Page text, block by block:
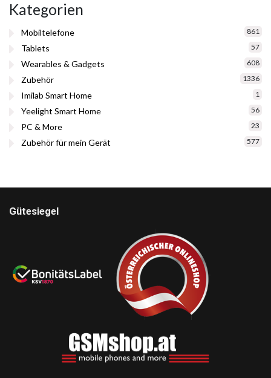
Kategorien
Mobiltelefone 861
Tablets 57
Wearables & Gadgets 608
Zubehör 1336
Imilab Smart Home 1
Yeelight Smart Home 56
PC & More 23
Zubehör für mein Gerät 577
Gütesiegel